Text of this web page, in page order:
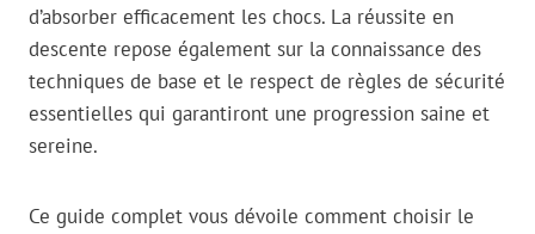
d’absorber efficacement les chocs. La réussite en
descente repose également sur la connaissance des
techniques de base et le respect de règles de sécurité
essentielles qui garantiront une progression saine et
sereine.
Ce guide complet vous dévoile comment choisir le